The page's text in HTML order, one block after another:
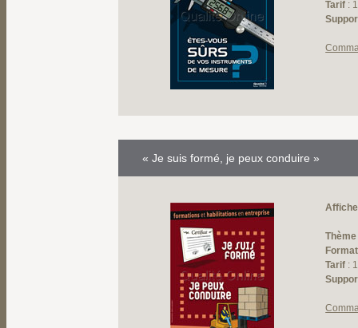
Tarif :
« Je suis formé, je peux conduire »
Thème
Format
Tarif :